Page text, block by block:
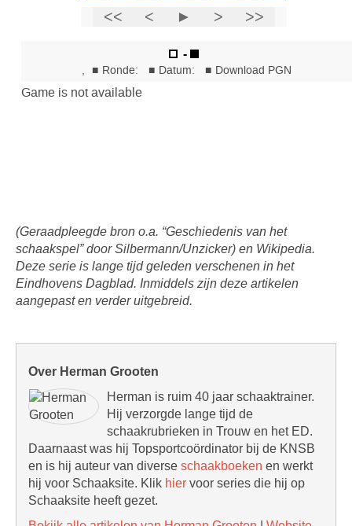
(Geraadpleegde bron o.a. “Geschiedenis van het
schaakspel” door Silbermann/Unzicker) en Wikipedia.
Deze serie is lange tijd geleden verschenen in het
Eindhovens Dagblad. Inmiddels zijn deze artikelen
aangepast en verder uitgebreid.
Over Herman Grooten
Herman is ruim 40 jaar schaaktrainer.
Hij verzorgde lange tijd de
schaakrubrieken in Trouw en het ED.
Daarnaast was hij Topsportcoördinator bij de KNSB
en is hij auteur van diverse schaakboeken en werkt
hij voor Schaaksite. Klik hier voor series die hij op
Schaaksite heeft gezet.